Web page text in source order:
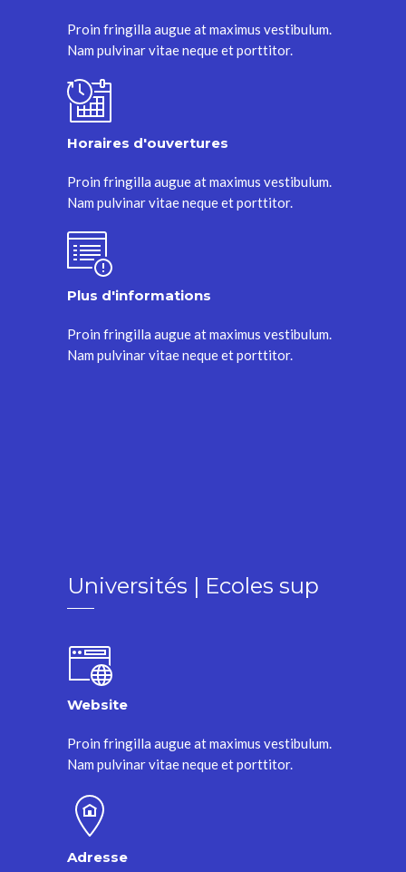
Proin fringilla augue at maximus vestibulum.
Nam pulvinar vitae neque et porttitor.
Horaires d'ouvertures
Proin fringilla augue at maximus vestibulum.
Nam pulvinar vitae neque et porttitor.
Plus d'informations
Proin fringilla augue at maximus vestibulum.
Nam pulvinar vitae neque et porttitor.
Universités | Ecoles sup
Website
Proin fringilla augue at maximus vestibulum.
Nam pulvinar vitae neque et porttitor.
Adresse